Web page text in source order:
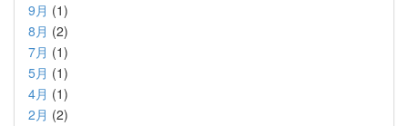
9月 (1)
8月 (2)
7月 (1)
5月 (1)
4月 (1)
2月 (2)